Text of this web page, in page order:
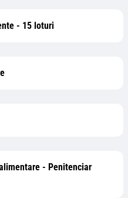
- 15 loturi
- Penitenciar